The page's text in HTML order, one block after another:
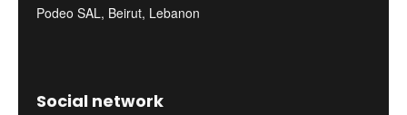
Podeo SAL, Beirut, Lebanon
Social network